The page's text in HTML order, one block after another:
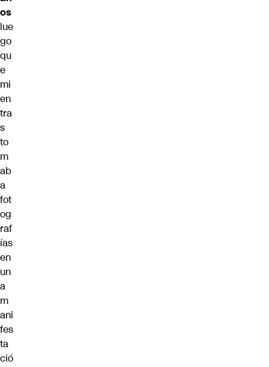
os
lue
go
qu
e
mi
en
tra
s
to
m
ab
a
fot
og
raf
ías
en
un
a
m
ani
fes
ta
ció